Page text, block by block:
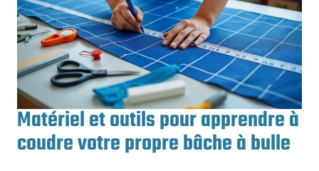
Matériel et outils pour apprendre à
coudre votre propre bâche à bulle